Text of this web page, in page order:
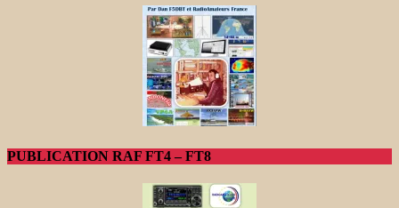
PUBLICATION RAF FT4 – FT8